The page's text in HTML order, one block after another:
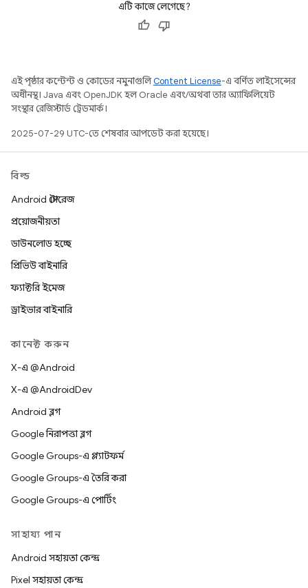
এটি কাজে লেগেছে?
এই পৃষ্ঠার কন্টেন্ট ও কোডের নমুনাগুলিContent License-এ বর্ণিত লাইসেন্সের
অধীনস্থ। Java এবং OpenJDK হল Oracle এবং/অথবা তার অ্যাফিলিয়েট
সংস্থার রেজিস্টার্ড ট্রেডমার্ক।
2025-07-29 UTC-তে শেষবার আপডেট করা হয়েছে।
বিল্ড
Android স্টোরেজ
প্রয়োজনীয়তা
ডাউনলোড হচ্ছে
প্রিভিউ বাইনারি
ফ্যাক্টরি ইমেজ
ড্রাইভার বাইনারি
কানেক্ট করুন
X-এ @Android
X-এ @AndroidDev
Android ব্লগ
Google নিরাপত্তা ব্লগ
Google Groups-এ প্ল্যাটফর্ম
Google Groups-এ তৈরি করা
Google Groups-এ পোর্টিং
সাহায্য পান
Android সহায়তা কেন্দ্র
Pixel সহায়তা কেন্দ্র